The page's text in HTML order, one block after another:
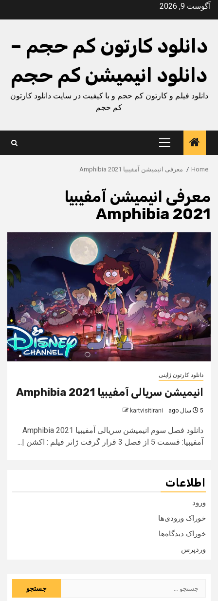
Skipآگوست 9, 2026
دانلود کارتون کم حجم –
دانلود انیمیشن کم حجم
دانلود فیلم و کارتون کم حجم و با کیفیت در سایت دانلود کارتون
کم حجم
Primary
Menu
Home معرفی انیمیشن آمفیبیا Amphibia 2021
معرفی انیمیشن آمفیبیا
Amphibia 2021
دانلود کارتون ژاپنی
انیمیشن سریالی آمفیبیا Amphibia 2021
5 سال ago kartvisitirani
دانلود فصل سوم انیمیشن سریالی آمفیبیا Amphibia 2021
آمفیبیا: قسمت 5 از فصل 3 قرار گرفت ژانر فیلم : اکشن |...
اطلاعات
ورود
خوراک ورودی‌ها
خوراک دیدگاه‌ها
وردپرس